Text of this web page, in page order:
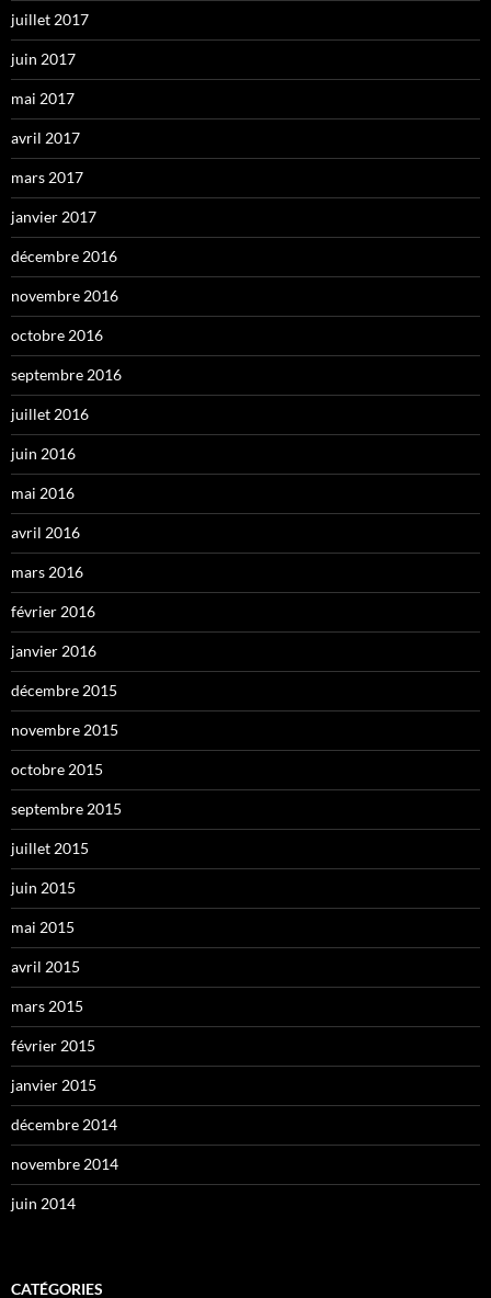
juillet 2017
juin 2017
mai 2017
avril 2017
mars 2017
janvier 2017
décembre 2016
novembre 2016
octobre 2016
septembre 2016
juillet 2016
juin 2016
mai 2016
avril 2016
mars 2016
février 2016
janvier 2016
décembre 2015
novembre 2015
octobre 2015
septembre 2015
juillet 2015
juin 2015
mai 2015
avril 2015
mars 2015
février 2015
janvier 2015
décembre 2014
novembre 2014
juin 2014
CATÉGORIES